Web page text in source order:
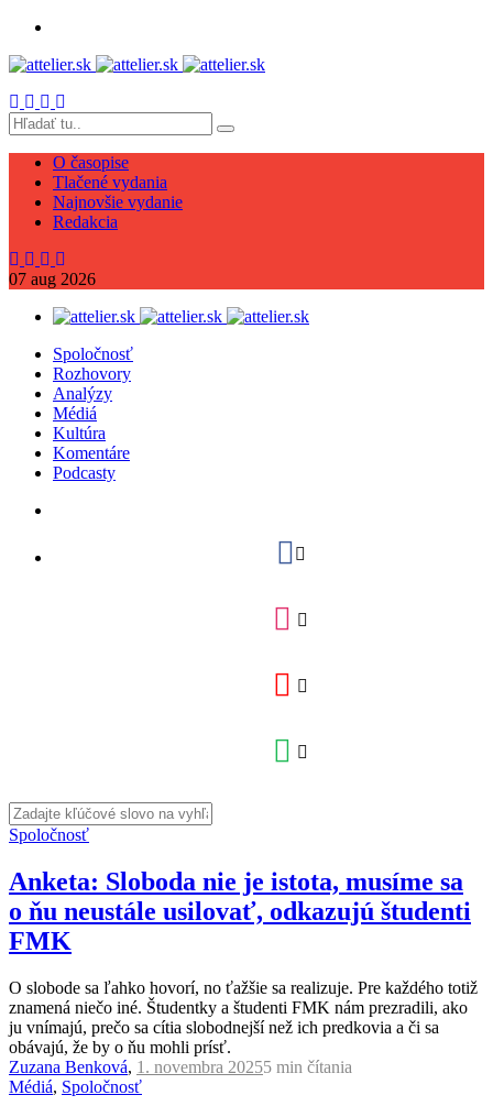
O časopise
Tlačené vydania
Najnovšie vydanie
Redakcia
07 aug 2026
Spoločnosť
Rozhovory
Analýzy
Médiá
Kultúra
Komentáre
Podcasty
Spoločnosť
Anketa: Sloboda nie je istota, musíme sa
o ňu neustále usilovať, odkazujú študenti
FMK
O slobode sa ľahko hovorí, no ťažšie sa realizuje. Pre každého totiž
znamená niečo iné. Študentky a študenti FMK nám prezradili, ako
ju vnímajú, prečo sa cítia slobodnejší než ich predkovia a či sa
obávajú, že by o ňu mohli prísť.
Zuzana Benková, 1. novembra 20255 min čítania
Médiá, Spoločnosť